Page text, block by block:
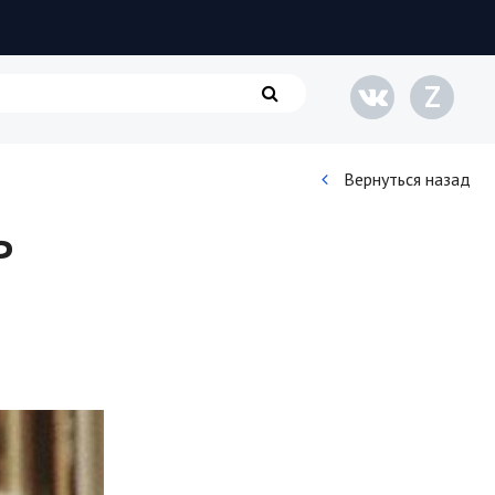
Кинематограф
Строительство
Культура и общество
Z
Вернуться назад